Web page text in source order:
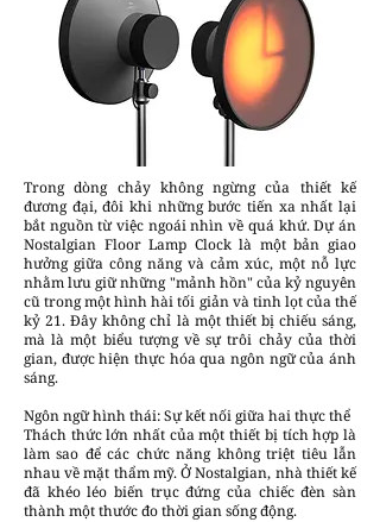
Trong dòng chảy không ngừng của thiết kế
đương đại, đôi khi những bước tiến xa nhất lại
bắt nguồn từ việc ngoái nhìn về quá khứ. Dự án
Nostalgian Floor Lamp Clock là một bản giao
hưởng giữa công năng và cảm xúc, một nỗ lực
nhằm lưu giữ những "mảnh hồn" của kỷ nguyên
cũ trong một hình hài tối giản và tinh lọt của thế
kỷ 21. Đây không chỉ là một thiết bị chiếu sáng,
mà là một biểu tượng về sự trôi chảy của thời
gian, được hiện thực hóa qua ngôn ngữ của ánh
sáng.
Ngôn ngữ hình thái: Sự kết nối giữa hai thực thể
Thách thức lớn nhất của một thiết bị tích hợp là
làm sao để các chức năng không triệt tiêu lẫn
nhau về mặt thẩm mỹ. Ở Nostalgian, nhà thiết kế
đã khéo léo biến trục đứng của chiếc đèn sàn
thành một thước đo thời gian sống động.